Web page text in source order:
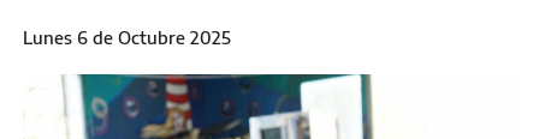
Lunes 6 de Octubre 2025